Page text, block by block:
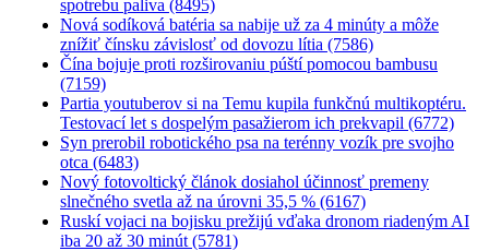
spotrebu paliva (8495)
Nová sodíková batéria sa nabije už za 4 minúty a môže
znížiť čínsku závislosť od dovozu lítia (7586)
Čína bojuje proti rozširovaniu púští pomocou bambusu
(7159)
Partia youtuberov si na Temu kupila funkčnú multikoptéru.
Testovací let s dospelým pasažierom ich prekvapil (6772)
Syn prerobil robotického psa na terénny vozík pre svojho
otca (6483)
Nový fotovoltický článok dosiahol účinnosť premeny
slnečného svetla až na úrovni 35,5 % (6167)
Ruskí vojaci na bojisku prežijú vďaka dronom riadeným AI
iba 20 až 30 minút (5781)